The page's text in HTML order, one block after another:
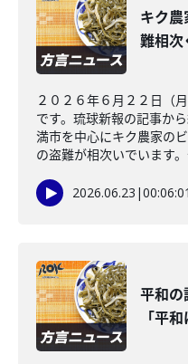
キク
難相次
２０２６年６月２２日（
です。琉球新報の記事か
満市を中心にキク農家の
の盗難が相次いでいます
2026.06.23 |00:06:01
平和
「平